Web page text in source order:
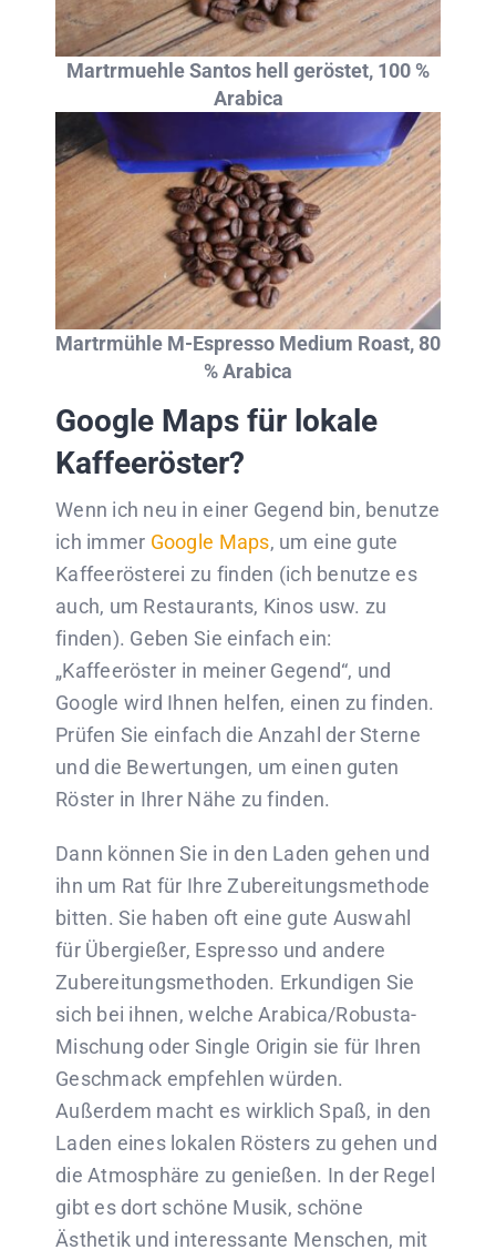
Martrmuehle Santos hell geröstet, 100 %
Arabica
Martrmühle M-Espresso Medium Roast, 80
% Arabica
Google Maps für lokale
Kaffeeröster?
Wenn ich neu in einer Gegend bin, benutze
ich immer Google Maps, um eine gute
Kaffeerösterei zu finden (ich benutze es
auch, um Restaurants, Kinos usw. zu
finden). Geben Sie einfach ein:
„Kaffeeröster in meiner Gegend“, und
Google wird Ihnen helfen, einen zu finden.
Prüfen Sie einfach die Anzahl der Sterne
und die Bewertungen, um einen guten
Röster in Ihrer Nähe zu finden.
Dann können Sie in den Laden gehen und
ihn um Rat für Ihre Zubereitungsmethode
bitten. Sie haben oft eine gute Auswahl
für Übergießer, Espresso und andere
Zubereitungsmethoden. Erkundigen Sie
sich bei ihnen, welche Arabica/Robusta-
Mischung oder Single Origin sie für Ihren
Geschmack empfehlen würden.
Außerdem macht es wirklich Spaß, in den
Laden eines lokalen Rösters zu gehen und
die Atmosphäre zu genießen. In der Regel
gibt es dort schöne Musik, schöne
Ästhetik und interessante Menschen, mit